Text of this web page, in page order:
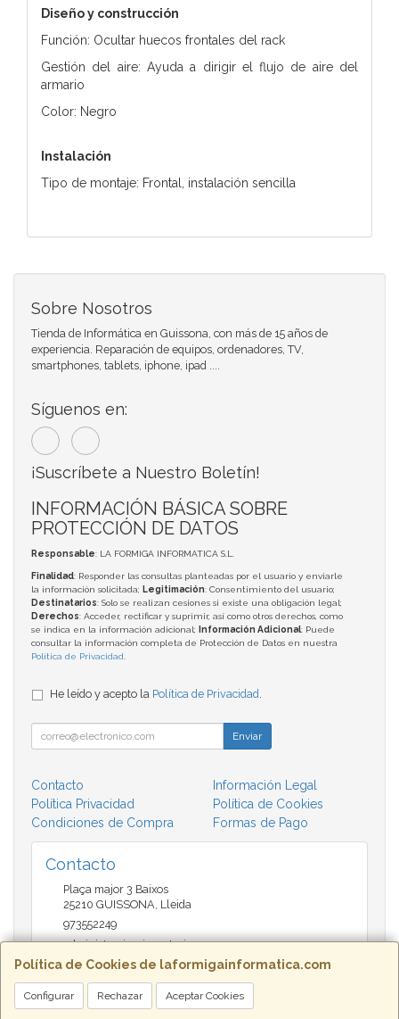
Diseño y construcción
Función: Ocultar huecos frontales del rack
Gestión del aire: Ayuda a dirigir el flujo de aire del
armario
Color: Negro
Instalación
Tipo de montaje: Frontal, instalación sencilla
Política de Cookies de laformigainformatica.com
Configurar Rechazar Aceptar Cookies
Sobre Nosotros
Tienda de Informática en Guissona, con más de 15 años de
experiencia. Reparación de equipos, ordenadores, TV,
smartphones, tablets, iphone, ipad ....
Síguenos en:
¡Suscríbete a Nuestro Boletín!
INFORMACIÓN BÁSICA SOBRE
PROTECCIÓN DE DATOS
Responsable: LA FORMIGA INFORMATICA S.L.
Finalidad: Responder las consultas planteadas por el usuario y enviarle
la información solicitada; Legitimación: Consentimiento del usuario;
Destinatarios: Solo se realizan cesiones si existe una obligación legal;
Derechos: Acceder, rectificar y suprimir, así como otros derechos, como
se indica en la información adicional;
Información Adicional: Puede
consultar la información completa de Protección de Datos en nuestra
Política de Privacidad
He leído y acepto la Política de Privacidad
Enviar
Contacto
Información Legal
Política Privacidad
Política de Cookies
Condiciones de Compra
Formas de Pago
Contacto
Plaça major 3 Baixos
25210 GUISSONA Lleida
973552249
administracio@insectari.com
Horario